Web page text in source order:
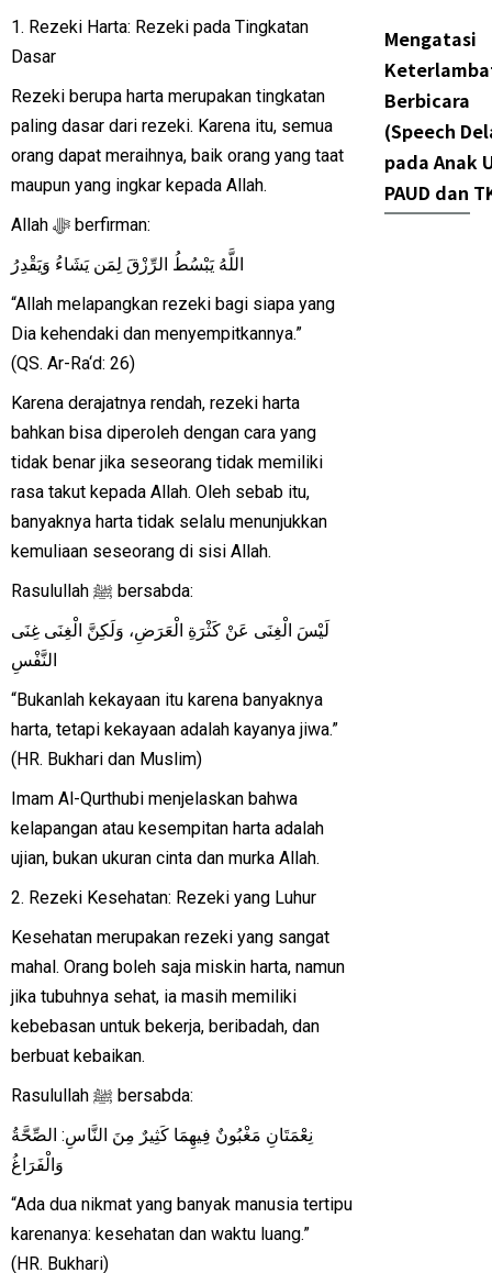
1. Rezeki Harta: Rezeki pada Tingkatan
Dasar
Rezeki berupa harta merupakan tingkatan
paling dasar dari rezeki. Karena itu, semua
orang dapat meraihnya, baik orang yang taat
maupun yang ingkar kepada Allah.
Allah ﷻ berfirman:
اللَّهُ يَبْسُطُ الرِّزْقَ لِمَن يَشَاءُ وَيَقْدِرُ
“Allah melapangkan rezeki bagi siapa yang
Dia kehendaki dan menyempitkannya.”
(QS. Ar-Ra‘d: 26)
Karena derajatnya rendah, rezeki harta
bahkan bisa diperoleh dengan cara yang
tidak benar jika seseorang tidak memiliki
rasa takut kepada Allah. Oleh sebab itu,
banyaknya harta tidak selalu menunjukkan
kemuliaan seseorang di sisi Allah.
Rasulullah ﷺ bersabda:
لَيْسَ الْغِنَى عَنْ كَثْرَةِ الْعَرَضِ، وَلَكِنَّ الْغِنَى غِنَى
النَّفْسِ
“Bukanlah kekayaan itu karena banyaknya
harta, tetapi kekayaan adalah kayanya jiwa.”
(HR. Bukhari dan Muslim)
Imam Al-Qurthubi menjelaskan bahwa
kelapangan atau kesempitan harta adalah
ujian, bukan ukuran cinta dan murka Allah.
2. Rezeki Kesehatan: Rezeki yang Luhur
Kesehatan merupakan rezeki yang sangat
mahal. Orang boleh saja miskin harta, namun
jika tubuhnya sehat, ia masih memiliki
kebebasan untuk bekerja, beribadah, dan
berbuat kebaikan.
Rasulullah ﷺ bersabda:
نِعْمَتَانِ مَغْبُونٌ فِيهِمَا كَثِيرٌ مِنَ النَّاسِ: الصِّحَّةُ
وَالْفَرَاغُ
“Ada dua nikmat yang banyak manusia tertipu
karenanya: kesehatan dan waktu luang.”
(HR. Bukhari)
Mengatasi
Berbicara
(Speech
pada Anak
PAUD dan